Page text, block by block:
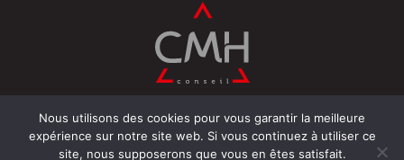
© 2026 Conçu par Projectil-Sogepress à Tours
Nous utilisons des cookies pour vous garantir la meilleure
expérience sur notre site web. Si vous continuez à utiliser ce
site, nous supposerons que vous en êtes satisfait.